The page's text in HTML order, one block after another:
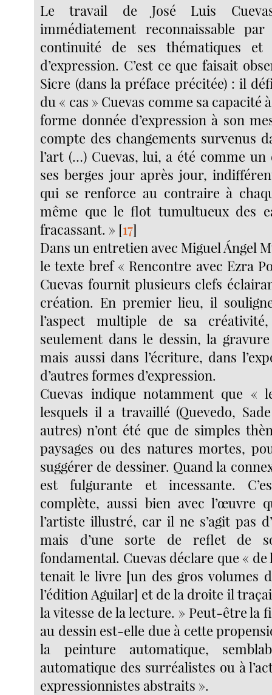
Le travail de José Luis
immédiatement reconnaissable
continuité de ses thématiques
d’expression. C’est ce que faisait
Sicre (dans la préface précitée) : il
du « cas » Cuevas comme sa capacité
forme donnée d’expression à son
compte des changements survenus
l’art (…) Cuevas, lui, a été comme
ses berges jour après jour,
qui se renforce au contraire à
même que le flot tumultueux des
fracassant. » [17]
Dans un entretien avec Miguel Ángel
le texte bref « Rencontre avec Ezra
Cuevas fournit plusieurs clefs
création. En premier lieu, il
l’aspect multiple de sa
seulement dans le dessin, la
mais aussi dans l’écriture, dans
d’autres formes d’expression.
Cuevas indique notamment que «
lesquels il a travaillé (Quevedo,
autres) n’ont été que de simples
paysages ou des natures mortes,
suggérer de dessiner. Quand la
est fulgurante et incessante.
complète, aussi bien avec l’œuvre
l’artiste illustré, car il ne s’agit pas
mais d’une sorte de reflet de
fondamental. Cuevas déclare que «
tenait le livre [un des gros volumes
l’édition Aguilar] et de la droite il
la vitesse de la lecture. » Peut-être la
au dessin est-elle due à cette
la peinture automatique,
automatique des surréalistes ou à
expressionnistes abstraits ».